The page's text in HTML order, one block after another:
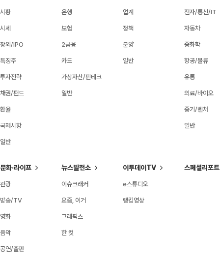
시황
시세
장외/IPO
특징주
투자전략
채권/펀드
환율
국제시황
일반
은행
보험
2금융
카드
가상자산/핀테크
일반
업계
정책
분양
일반
전자/통신/IT
자동차
중화학
항공/물류
유통
의료/바이오
중기/벤처
일반
문화·라이프
관광
방송/TV
영화
음악
공연/출판
뉴스발전소
이슈크래커
요즘, 이거
그래픽스
한 컷
이투데이TV
e스튜디오
랭킹영상
스페셜리포트